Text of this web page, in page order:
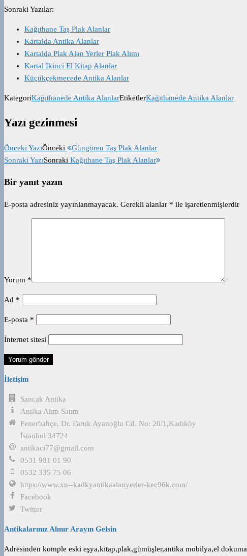
Sonraki Yazılar:
Kağıthane Taş Plak Alanlar
Kartalda Antika Alanlar
Kartalda Plak Alan Yerler Plak Alımı
Kartal İkinci El Kitap Alanlar
Küçükçekmecede Antika Alanlar
KategoriKağıthanede Antika AlanlarEtiketlerKağıthanede Antika Alanlar
Yazı gezinmesi
Önceki YazıÖnceki
Güngören Taş Plak Alanlar
Sonraki YazıSonraki Kağıthane Taş Plak Alanlar
Bir yanıt yazın
E-posta adresiniz yayınlanmayacak. Gerekli alanlar * ile işaretlenmişlerdir
Yorum *
Ad *
E-posta *
İnternet sitesi
İletişim
Sancak Antika
Antika Alım Satım
Fenerbahçe, Dr. Faruk Ayanoğlu Cd. No: 20/1,Kadıköy
İstanbul 34724
antikaci77@gmail.com
0531 981 01 90
0532 335 75 06
https://www.xn--kadkyantikaalanyerler-kec96k.com/
Facebook
Twitter
Antikalarınız Alınır Arayın Gelsin
Adresinden komple eski eşya,kitap,plak,gümüşler,antika mobilya,el